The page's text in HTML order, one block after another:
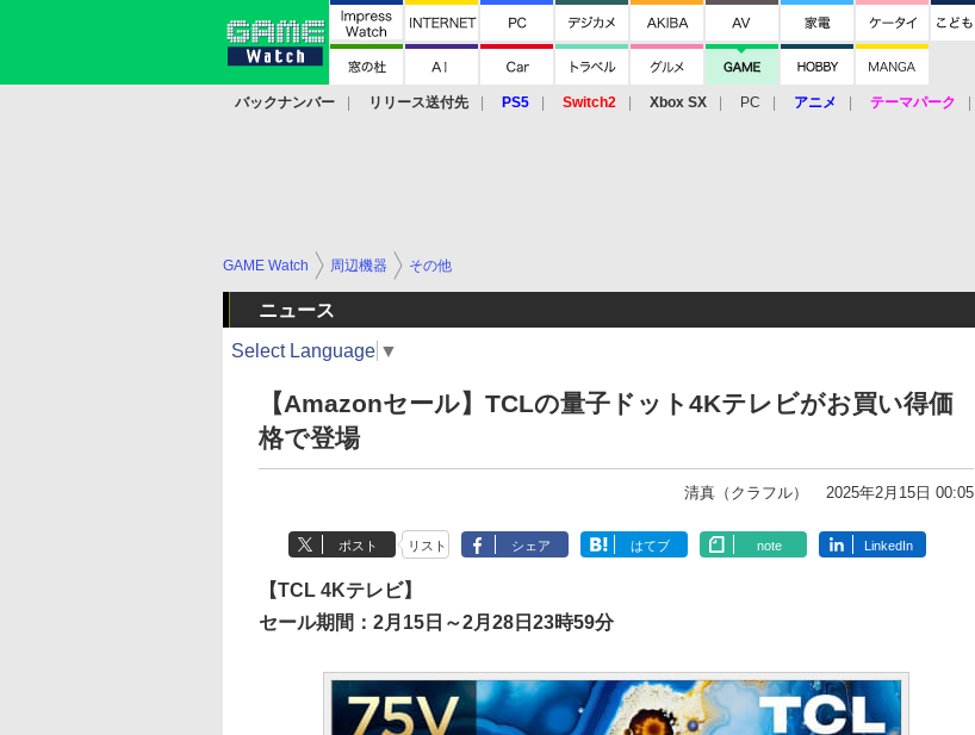
バックナンバー リリース送付先 PS5 Switch2 Xbox SX PC アニメ テーマパーク
GAME Watch 周辺機器 その他
ニュース
Select Language ▼
【Amazonセール】TCLの量子ドット4Kテレビがお買い得価
格で登場
清真（クラフル） 2025年2月15日 00:05
ポスト リスト シェア はてブ note LinkedIn
【TCL 4Kテレビ】
セール期間：2月15日～2月28日23時59分